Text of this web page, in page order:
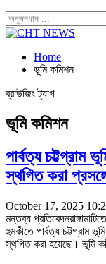
Home
ভূমি কমিশন
ব্রাউজিং ট্যাগ
ভূমি কমিশন
পার্বত্য চট্টগ্রাম
স্থগিত করা
October 17, 2025
মন্তব্য
হুমকীতে পার্বত্য চট্টগ্রাম
স্থগিত করা হয়েছে। ভূমি